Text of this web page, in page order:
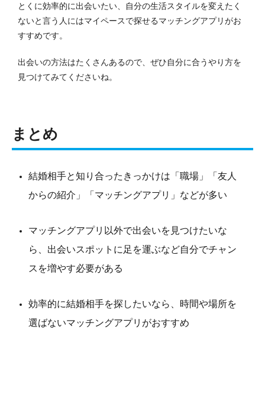
とくに効率的に出会いたい、自分の生活スタイルを変えたく
ないと言う人にはマイペースで探せるマッチングアプリがお
すすめです。
出会いの方法はたくさんあるので、ぜひ自分に合うやり方を
見つけてみてくださいね。
まとめ
結婚相手と知り合ったきっかけは「職場」「友人
からの紹介」「マッチングアプリ」などが多い
マッチングアプリ以外で出会いを見つけたいな
ら、出会いスポットに足を運ぶなど自分でチャン
スを増やす必要がある
効率的に結婚相手を探したいなら、時間や場所を
選ばないマッチングアプリがおすすめ